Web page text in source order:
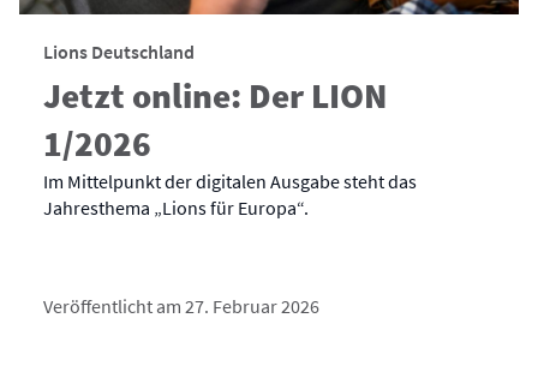
Lions Deutschland
Jetzt online: Der LION
1/2026
Im Mittelpunkt der digitalen Ausgabe steht das
Jahresthema „Lions für Europa“.
Veröffentlicht am 27. Februar 2026